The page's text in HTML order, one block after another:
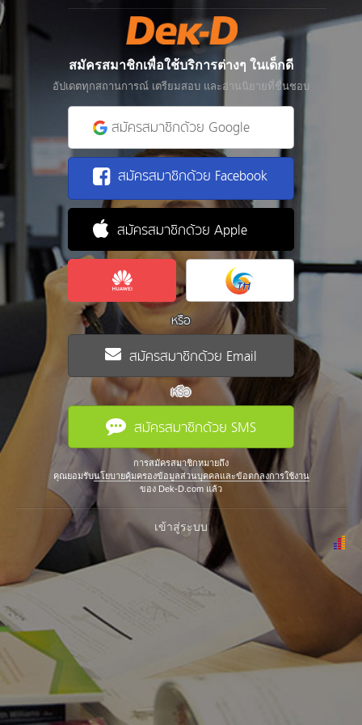
สมัครสมาชิกเพื่อใช้บริการต่างๆ ในเด็กดี
อัปเดตทุกสถานการณ์ เตรียมสอบ และอ่านนิยายที่ชื่นชอบ
สมัครสมาชิกด้วย Google
สมัครสมาชิกด้วย Facebook
สมัครสมาชิกด้วย Apple
หรือ
สมัครสมาชิกด้วย Email
หรือ
สมัครสมาชิกด้วย SMS
การสมัครสมาชิกหมายถึง
คุณยอมรับนโยบายคุ้มครองข้อมูลส่วนบุคคลและข้อตกลงการใช้งาน
ของ Dek-D.com แล้ว
เข้าสู่ระบบ